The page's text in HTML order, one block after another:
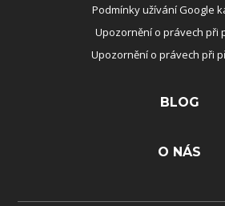
Podmínky užívání Google
Upozornění o právech při
Upozornění o právech při
BLOG
O NÁS